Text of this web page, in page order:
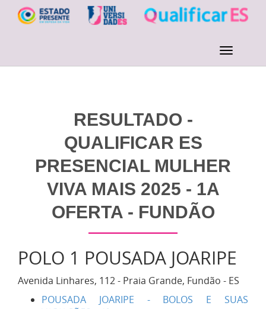
RESULTADO -
QUALIFICAR ES
PRESENCIAL MULHER
VIVA MAIS 2025 - 1A
OFERTA - FUNDÃO
POLO 1 POUSADA JOARIPE
Avenida Linhares, 112 - Praia Grande, Fundão - ES
POUSADA JOARIPE - BOLOS E SUAS